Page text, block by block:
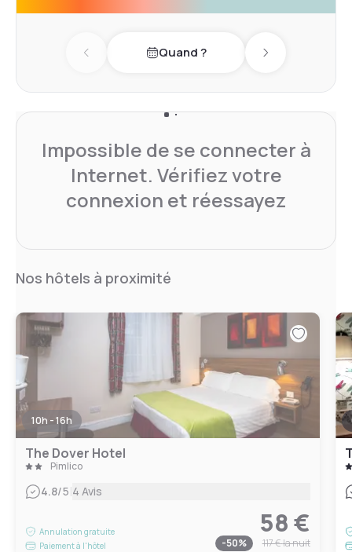
Previous dayQuand ? Next day
Impossible de se connecter à
Internet. Vérifiez votre
connexion et réessayez
Nos hôtels à proximité
10h - 16h
The Dover Hotel
Pimlico
4.8/5|4 Avis
Annulation gratuite
Paiement à l'hôtel
58 €
-50% 117 €la nuit